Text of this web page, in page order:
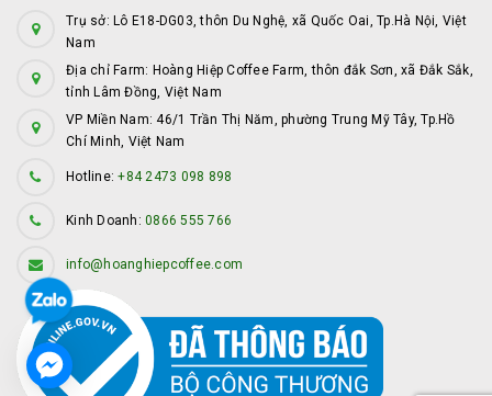
Trụ sở: Lô E18-DG03, thôn Du Nghệ, xã Quốc Oai, Tp.Hà Nội, Việt
Nam
Địa chỉ Farm: Hoàng Hiệp Coffee Farm, thôn đắk Sơn, xã Đắk Sắk,
tỉnh Lâm Đồng, Việt Nam
VP Miền Nam: 46/1 Trần Thị Năm, phường Trung Mỹ Tây, Tp.Hồ
Chí Minh, Việt Nam
Hotline:+84 2473 098 898
Kinh Doanh: 0866 555 766
info@hoanghiepcoffee.com